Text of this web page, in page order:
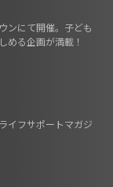
ンにて開催。子ども
める企画が満載！
イフサポートマガジ